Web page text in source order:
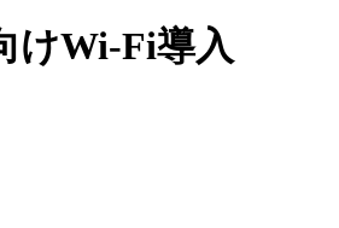
けWi-Fi導入